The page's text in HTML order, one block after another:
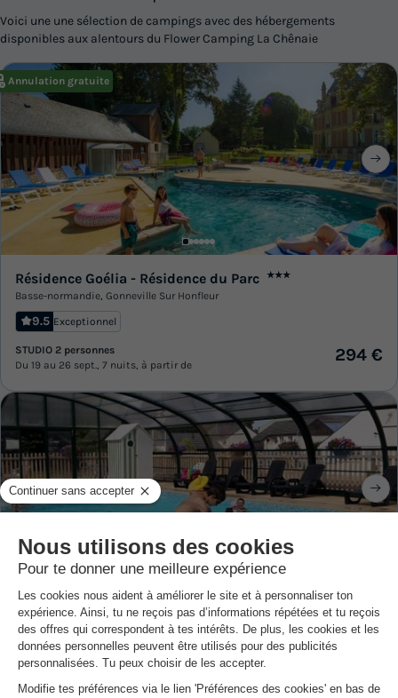
Voici une une sélection de campings avec des hébergements
disponibles aux alentours du Flower Camping La Chênaie
Annulation gratuite
Résidence Goélia - Résidence du Parc ★★★
Basse-normandie, Gonneville Sur Honfleur
9.5 Exceptionnel
STUDIO 2 personnes
Du 19 au 26 sept., 7 nuits, à partir de
294 €
Camping L' Aiguille Creuse
Haute-normandie,Les Loges
9.4 Exceptionnel
Du 30 août au 1 sept., 2 nuits, à partir de
192 €